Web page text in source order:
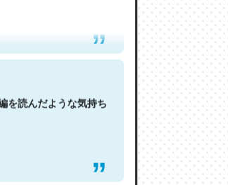
を読んだような気持ち